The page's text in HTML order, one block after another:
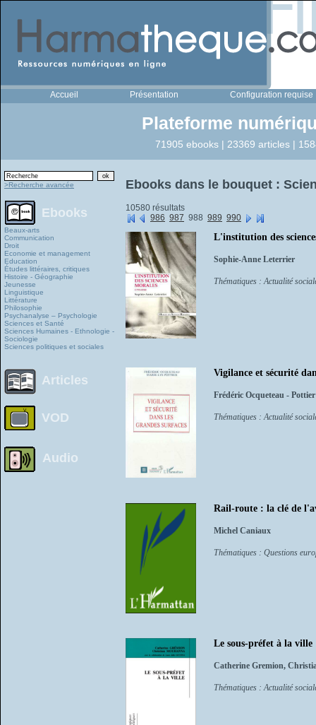
Accueil Présentation Configuration requise
Plateforme
71905 ebooks | 23369 articles |
>Recherche avancée
Ebooks
Beaux-arts
Communication
Droit
Economie et management
Education
Études littéraires, critiques
Histoire - Géographie
Jeunesse
Linguistique
Littérature
Philosophie
Psychanalyse – Psychologie
Sciences et Santé
Sciences Humaines - Ethnologie -
Sociologie
Sciences politiques et sociales
Articles
VOD
Audio
Ebooks dans le bouquet :
10580 résultats
986 987 988 989 990
L'institution des
Sophie-Anne Leterrier
Thématiques : Actualité
Vigilance et sécurité
Frédéric Ocqueteau - Pottier
Thématiques : Actualité
Rail-route : la clé de
Michel Caniaux
Thématiques : Questions
Le sous-préfet à la ville
Catherine Gremion,
Thématiques : Actualité